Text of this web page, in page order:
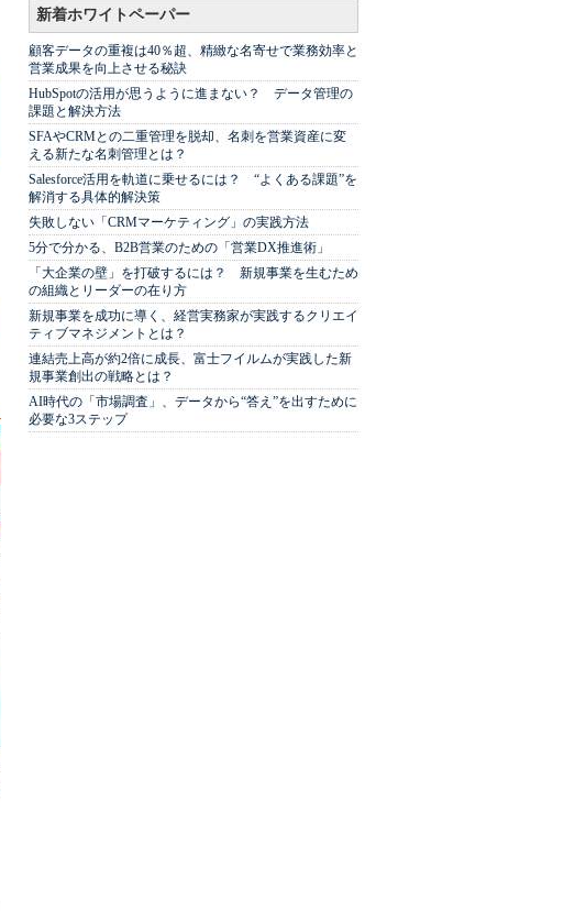
新着ホワイトペーパー
顧客データの重複は40％超、精緻な名寄せで業務効率と
営業成果を向上させる秘訣
HubSpotの活用が思うように進まない？ データ管理の
課題と解決方法
SFAやCRMとの二重管理を脱却、名刺を営業資産に変
える新たな名刺管理とは？
Salesforce活用を軌道に乗せるには？ “よくある課題”を
解消する具体的解決策
失敗しない「CRMマーケティング」の実践方法
5分で分かる、B2B営業のための「営業DX推進術」
「大企業の壁」を打破するには？ 新規事業を生むため
の組織とリーダーの在り方
新規事業を成功に導く、経営実務家が実践するクリエイ
ティブマネジメントとは？
連結売上高が約2倍に成長、富士フイルムが実践した新
規事業創出の戦略とは？
AI時代の「市場調査」、データから“答え”を出すために
必要な3ステップ